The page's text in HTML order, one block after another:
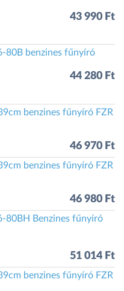
43 990 Ft
80B benzines fűnyíró
44 280 Ft
benzines fűnyíró FZR
46 970 Ft
benzines fűnyíró FZR
46 980 Ft
80BH Benzines fűnyíró
51 014 Ft
benzines fűnyíró FZR